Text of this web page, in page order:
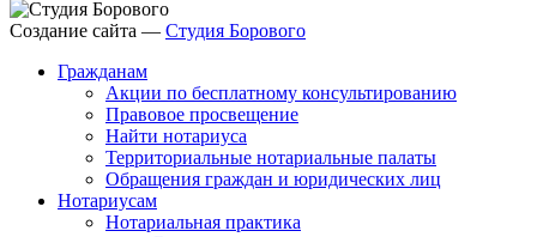
Создание сайта — Студия Борового
Гражданам
Акции по бесплатному консультированию
Правовое просвещение
Найти нотариуса
Территориальные нотариальные палаты
Обращения граждан и юридических лиц
Нотариусам
Нотариальная практика